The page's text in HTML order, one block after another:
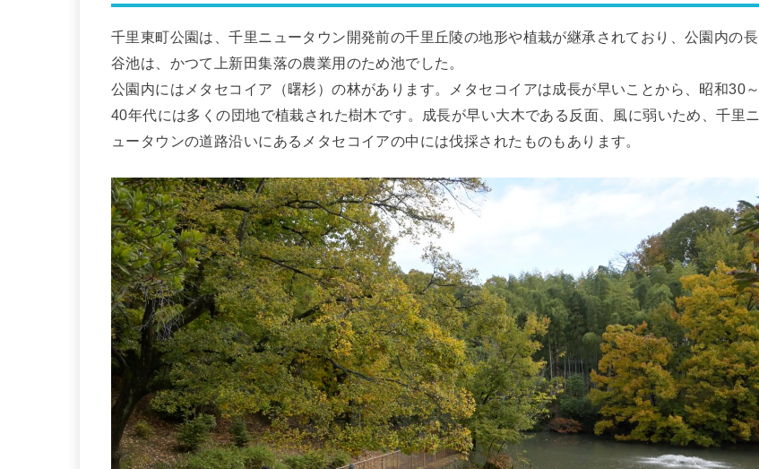
千里東町公園は、千里ニュータウン開発前の千里丘陵の地形や植栽が継承されており、公園内の長
谷池は、かつて上新田集落の農業用のため池でした。
公園内にはメタセコイア（曙杉）の林があります。メタセコイアは成長が早いことから、昭和30～
40年代には多くの団地で植栽された樹木です。成長が早い大木である反面、風に弱いため、千里ニ
ュータウンの道路沿いにあるメタセコイアの中には伐採されたものもあります。